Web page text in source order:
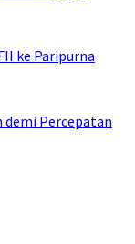
ke Paripurna
demi Percepatan